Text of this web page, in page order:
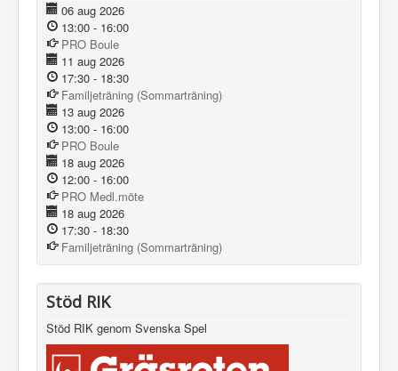
06 aug 2026
13:00 - 16:00
PRO Boule
11 aug 2026
17:30 - 18:30
Familjeträning (Sommarträning)
13 aug 2026
13:00 - 16:00
PRO Boule
18 aug 2026
12:00 - 16:00
PRO Medl.möte
18 aug 2026
17:30 - 18:30
Familjeträning (Sommarträning)
Stöd RIK
Stöd RIK genom Svenska Spel